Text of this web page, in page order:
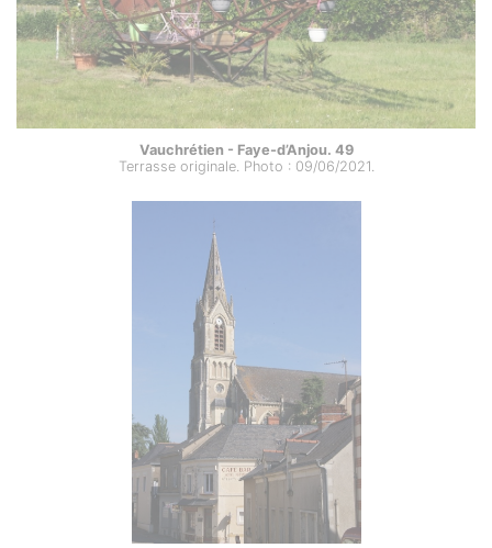
Vauchrétien - Faye-d’Anjou. 49
Terrasse originale. Photo : 09/06/2021.